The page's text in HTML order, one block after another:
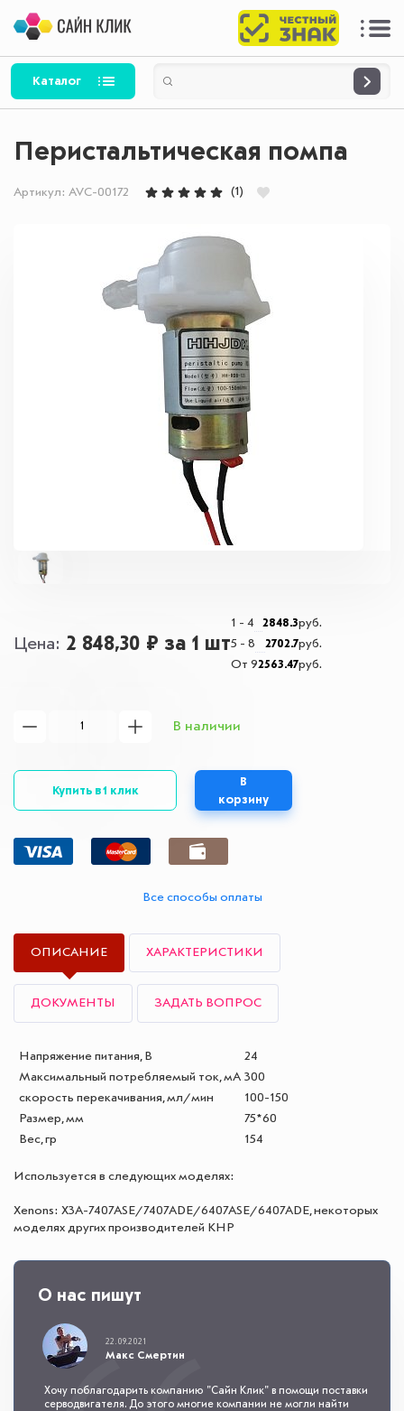
Каталог
Перистальтическая помпа
Артикул: AVC-00172 (1)
Цена 2 848,30 ₽ за 1 шт
1 - 4 2848.3руб.
5 - 8
2702.7руб.
От 92563.47руб.
В наличии
Купить в 1 клик
В
корзину
Все способы оплаты
ОПИСАНИЕ ХАРАКТЕРИСТИКИ
ДОКУМЕНТЫ ЗАДАТЬ ВОПРОС
Напряжение питания, В
24
Максимальный потребляемый ток, мА 300
скорость перекачивания, мл/мин
100-150
Размер, мм
75*60
Вес, гр
154
Используется в следующих моделях:
Xenons: X3A-7407ASE/7407ADE/6407ASE/6407ADE, некоторых
моделях других производителей КНР
О нас пишут
22.09.2021
Макс Смертин
Хочу поблагодарить компанию "Сайн Клик" в помощи поставки
серводвигателя. До этого многие компании не могли найти